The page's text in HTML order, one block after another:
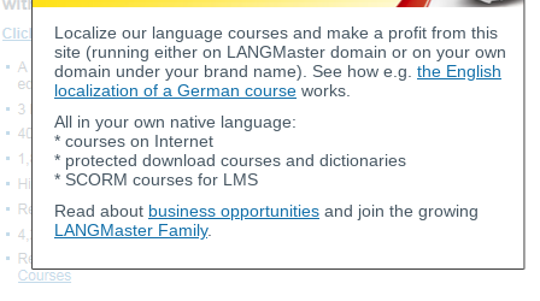
Localize our language courses and make a profit from this
site (running either on LANGMaster domain or on your own
domain under your brand name). See how e.g. the English
localization of a German course works.
All in your own native language:
* courses on Internet
* protected download courses and dictionaries
* SCORM courses for LMS
Read about business opportunities and join the growing
LANGMaster Family.